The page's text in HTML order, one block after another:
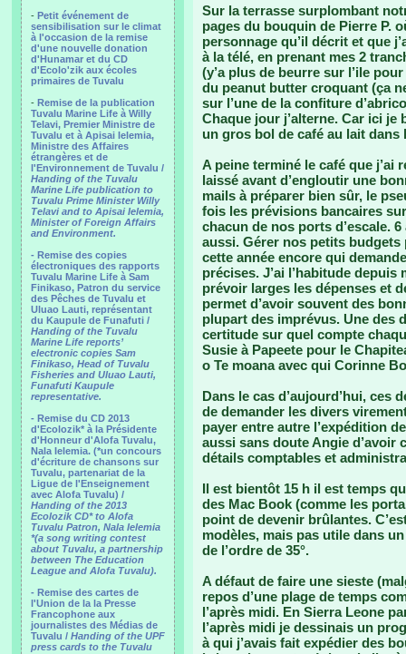
- Petit événement de
sensibilisation sur le climat
à l'occasion de la remise
d'une nouvelle donation
d'Hunamar et du CD
d'Ecolo'zik aux écoles
primaires de Tuvalu
- Remise de la publication
Tuvalu Marine Life à Willy
Telavi, Premier Ministre de
Tuvalu et à Apisai Ielemia,
Ministre des Affaires
étrangères et de
l'Environnement de Tuvalu /
Handing of the Tuvalu
Marine Life publication to
Tuvalu Prime Minister Willy
Telavi and to Apisai Ielemia,
Minister of Foreign Affairs
and Environment.
- Remise des copies
électroniques des rapports
Tuvalu Marine Life à Sam
Finikaso, Patron du service
des Pêches de Tuvalu et
Uluao Lauti, représentant
du Kaupule de Funafuti /
Handing of the Tuvalu
Marine Life reports’
electronic copies Sam
Finikaso, Head of Tuvalu
Fisheries and Uluao Lauti,
Funafuti Kaupule
representative.
- Remise du CD 2013
d'Ecolozik* à la Présidente
d'Honneur d'Alofa Tuvalu,
Nala Ielemia. (*un concours
d'écriture de chansons sur
Tuvalu, partenariat de la
Ligue de l'Enseignement
avec Alofa Tuvalu) /
Handing of the 2013
Ecolozik CD* to Alofa
Tuvalu Patron, Nala Ielemia
*(a song writing contest
about Tuvalu, a partnership
between The Education
League and Alofa Tuvalu).
- Remise des cartes de
l'Union de la la Presse
Francophone aux
journalistes des Médias de
Tuvalu / Handing of the UPF
press cards to the Tuvalu
Sur la terrasse surplombant
pages du bouquin de Pierre P.
personnage qu’il décrit et que
à la télé, en prenant mes 2
(y’a plus de beurre sur l’ile
du peanut butter croquant (ça
sur l’une de la confiture
Chaque jour j’alterne. Car ici je
un gros bol de café au lait dans
A peine terminé le café que j’ai
laissé avant d’engloutir une
mails à préparer bien sûr, le
fois les prévisions bancaires
chacun de nos ports d’escale.
aussi. Gérer nos petits
cette année encore qui
précises. J’ai l’habitude
prévoir larges les dépenses et
permet d’avoir souvent des
plupart des imprévus. Une des
certitude sur quel compte
Susie à Papeete pour le
o Te moana avec qui Corinne
Dans le cas d’aujourd’hui, ces
de demander les divers
payer entre autre l’expédition
aussi sans doute Angie d’avoir
détails comptables et
Il est bientôt 15 h il est temps
des Mac Book (comme les
point de devenir brûlantes.
modèles, mais pas utile dans
de l’ordre de 35°.
A défaut de faire une sieste
repos d’une plage de temps
l’après midi. En Sierra Leone
l’après midi je dessinais un
à qui j’avais fait expédier des